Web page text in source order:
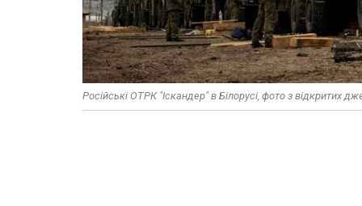
Російські ОТРК "Іскандер" в Білорусі, фото з відкритих